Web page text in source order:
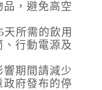
品，避免高空
天所需的飲用
行動電源及
期間請減少
政府發布的停